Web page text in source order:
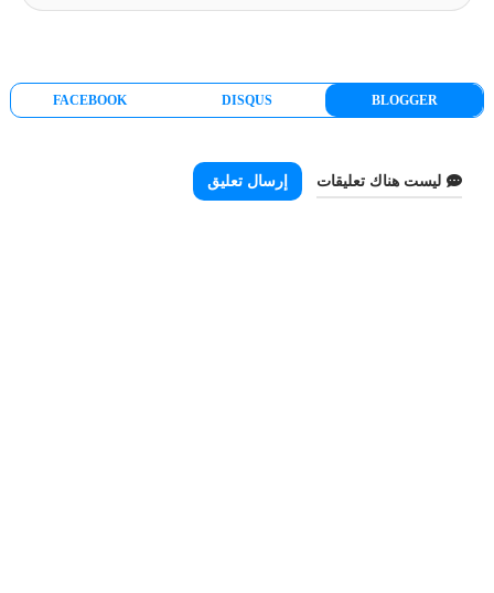
BLOGGER
DISQUS
FACEBOOK
ليست هناك تعليقات إرسال تعليق